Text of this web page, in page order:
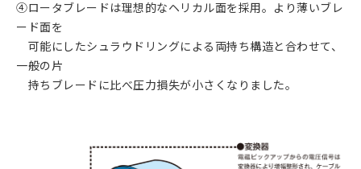
④ロータブレードは理想的なヘリカル面を採用。より薄いブレ
ード面を
可能にしたシュラウドリングによる両持ち構造と合わせて、
一般の片
持ちブレードに比べ圧力損失が小さくなりました。